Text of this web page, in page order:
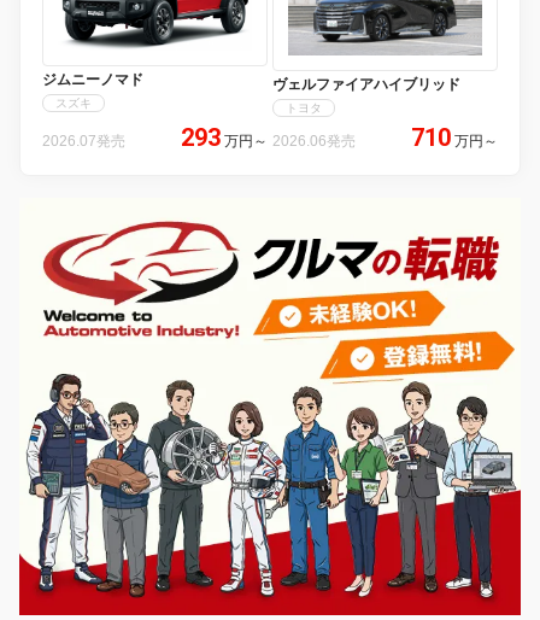
ジムニーノマド
スズキ
2026.07発売 293 万円 ～
ヴェルファイアハイブリッド
トヨタ
2026.06発売 710 万円 ～